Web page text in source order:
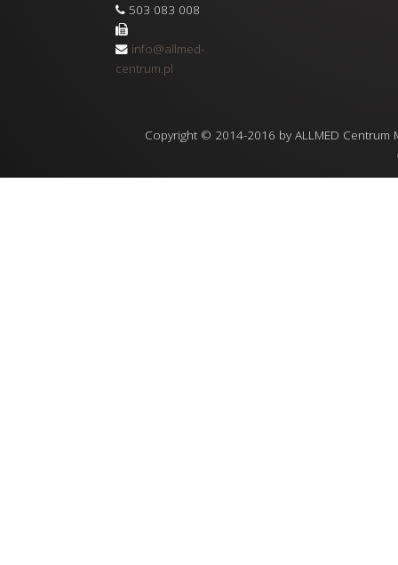
503 083 008
info@allmed-
centrum.pl
Copyright © 2014-2016 by ALLMED